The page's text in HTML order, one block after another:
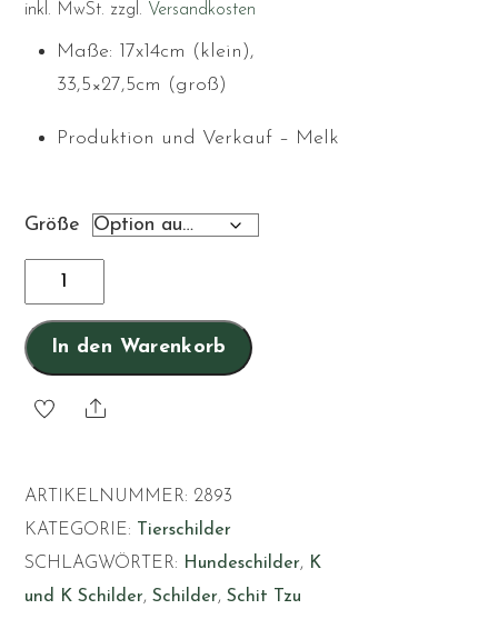
inkl. MwSt. zzgl. Versandkosten
Maße: 17x14cm (klein),
33,5×27,5cm (groß)
Produktion und Verkauf – Melk
Größe
wohne
hier
mit
meinem
Schit
Tzu
-
Hund
In den Warenkorb
Share
ARTIKELNUMMER: 2893
KATEGORIE:
Tierschilder
SCHLAGWÖRTER: Hundeschilder, K
und K Schilder,Schilder,Schit Tzu